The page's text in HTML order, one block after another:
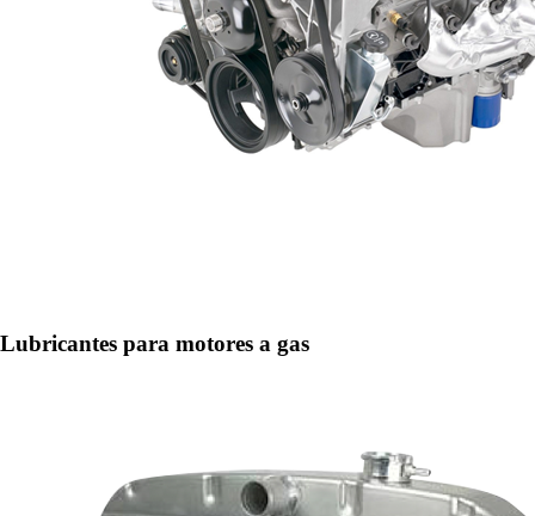
Lubricantes para motores a gas